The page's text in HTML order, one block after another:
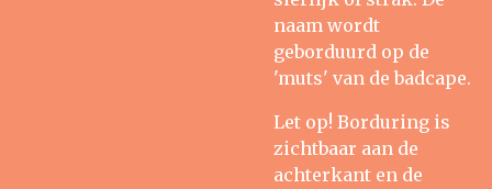
naam wordt
geborduurd op de
'muts' van de badcape.
Let op! Borduring is
zichtbaar aan de
achterkant en de